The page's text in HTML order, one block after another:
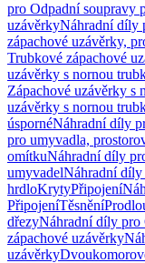
pro Odpadní soupravy
uzávěrkyNáhradní díly
zápachové uzávěrky,
Trubkové zápachové
uzávěrky s nornou
Zápachové uzávěrky s
uzávěrky s nornou
úspornéNáhradní díly
pro umyvadla,
omítkuNáhradní díly
umyvadelNáhradní díly
hrdloKrytyPřipojení
PřipojeníTěsnění
dřezyNáhradní díly pro
zápachové uzávěrky
uzávěrky